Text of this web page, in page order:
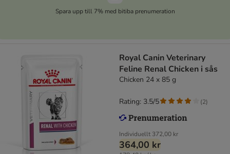
Spara upp till 7% med bitiba prenumeration
Royal Canin Veterinary
Feline Renal Chicken i sås
Chicken 24 x 85 g
Individuellt 372,00 kr
364,00 kr
Rating: 3.5/5 (2)